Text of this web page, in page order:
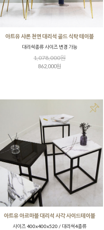
아트유 샤론 천연 대리석 골드 식탁 테이블
대리석종류 사이즈 변경 가능
1,078,000원
862,000원
아트유 아르마블 대리석 사각 사이드테이블
사이즈 400x400x520 / 대리석4종류